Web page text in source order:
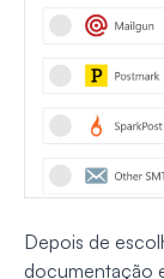
Depois de
documentação